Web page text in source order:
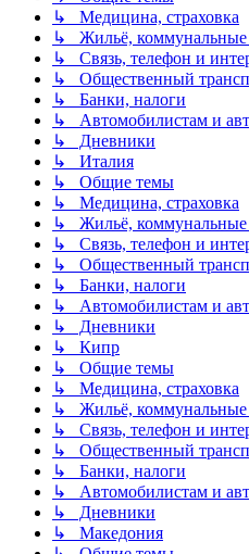
↳ Медицина, страховка
↳ Жильё, коммунальные
↳ Связь, телефон и
↳ Общественный
↳ Банки, налоги
↳ Автомобилистам и
↳ Дневники
↳ Италия
↳ Общие темы
↳ Медицина, страховка
↳ Жильё, коммунальные
↳ Связь, телефон и
↳ Общественный
↳ Банки, налоги
↳ Автомобилистам и
↳ Дневники
↳ Кипр
↳ Общие темы
↳ Медицина, страховка
↳ Жильё, коммунальные
↳ Связь, телефон и
↳ Общественный
↳ Банки, налоги
↳ Автомобилистам и
↳ Дневники
↳ Македония